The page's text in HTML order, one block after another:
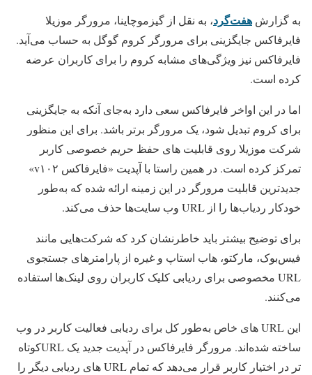
به گزارش هفت‌گرد، به نقل از گیزموچاینا، مرورگر موزیلا
فایرفاکس جایگزینی برای مرورگر کروم گوگل به حساب می‌آید.
فایرفاکس نیز ویژگی‌های مشابه کروم را برای کاربران عرضه
کرده است.
اما در این اواخر فایرفاکس سعی دارد به‌جای آنکه به جایگزینی
برای کروم تبدیل شود، یک مرورگر برتر باشد. برای این منظور
شرکت موزیلا روی قابلیت های حفظ حریم خصوصی کاربر
تمرکز کرده است. در همین راستا با آپدیت «فایرفاکس v۱۰۲»
جدیدترین قابلیت مرورگر در این زمینه ارائه شده که به‌طور
خودکار ردیاب‌ها را از URL وب سایت‌ها حذف می‌کند.
برای توضیح بیشتر باید خاطرنشان کرد که شرکت‌هایی مانند
فیس‌بوک، مارکتو، هاب استاپ و غیره از پارامترهای جستجوی
URL مخصوصی برای ردیابی کلیک کاربران روی لینک‌ها استفاده
می‌کنند.
این URL های خاص به‌طور کل برای ردیابی فعالیت کاربر در وب
ساخته شده‌اند. مرورگر فایرفاکس در آپدیت جدید یک URLکوتاه
تر در اختیار کاربر قرار می‌دهد که تمام URL های ردیابی دیگر را